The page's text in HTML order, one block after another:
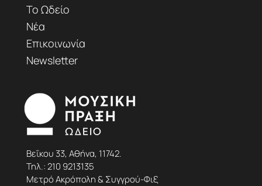
Το Ωδείο
Νέα
Επικοινωνία
Newsletter
Βεΐκου 33, Αθήνα, 11742.
Τηλ.:210 9213135
Μετρό Ακρόπολη & Συγγρού-Φιξ